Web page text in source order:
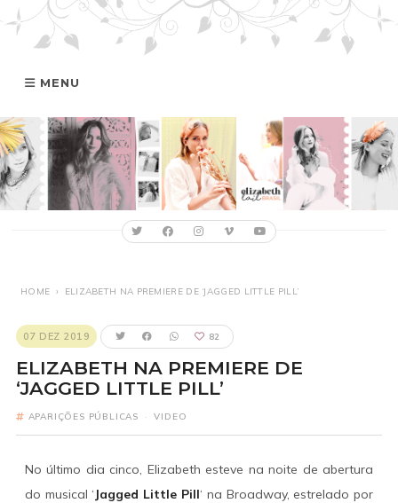
MENU
HOME
GALERIA
ONLINE
HOME › ELIZABETH NA PREMIERE DE ‘JAGGED LITTLE PILL’
07 DEZ 2019 82
ELIZABETH NA PREMIERE DE
‘JAGGED LITTLE PILL’
APARIÇÕES PÚBLICAS · VIDEO
No último dia cinco, Elizabeth esteve na noite de abertura
do musical ‘ Jagged Little Pill‘ na Broadway, estrelado por